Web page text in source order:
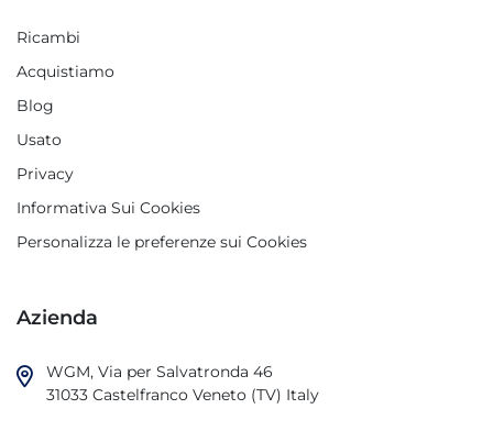
Azienda
WGM, Via per Salvatronda 46
31033 Castelfranco Veneto (TV) Italy
Ricambi
Acquistiamo
Blog
Usato
Privacy
Informativa Sui Cookies
Personalizza le preferenze sui Cookies